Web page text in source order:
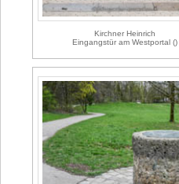
Kirchner Heinrich
Eingangstür am Westportal ()